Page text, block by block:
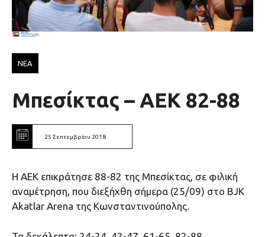
ΝΕΑ
Μπεσίκτας – ΑΕΚ 82-88
25 Σεπτεμβρίου 2018
Η ΑΕΚ επικράτησε 88-82 της Mπεσίκτας, σε φιλική
αναμέτρηση, που διεξήχθη σήμερα (25/09) στο BJK
Akatlar Arena της Κωνσταντινούπολης.